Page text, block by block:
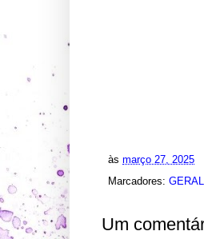
às março 27, 2025
Marcadores:
Um